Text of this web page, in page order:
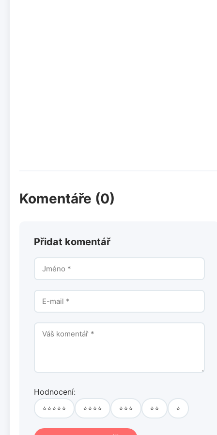
Komentáře (0)
Přidat komentář
Hodnocení:
⭐⭐⭐⭐⭐ ⭐⭐⭐⭐ ⭐⭐⭐ ⭐⭐ ⭐